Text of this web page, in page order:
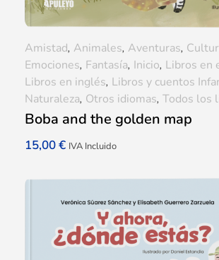
Boba and the golden map
15,00€ IVA Incluido
Amistad, Animales, Aventuras,
Emociones, Fantasía, Inicio, Libros en
Libros en inglés, Libros y cuentos
Naturaleza, Otros idiomas, Todos los